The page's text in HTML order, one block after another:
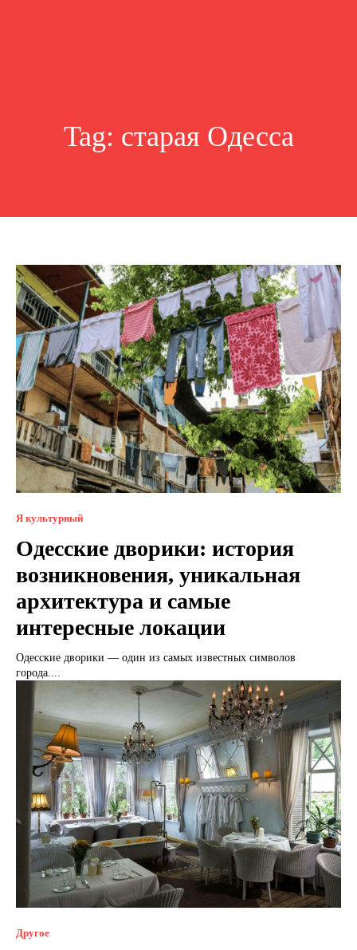
Tag: старая Одесса
Я культурный
Одесские дворики: история
возникновения, уникальная
архитектура и самые
интересные локации
Одесские дворики — один из самых известных символов
города....
Другое